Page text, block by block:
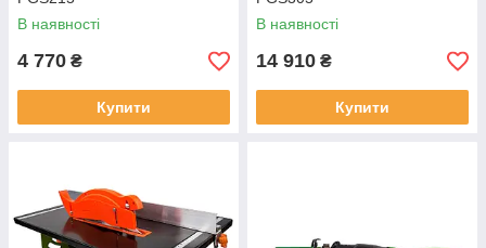
В наявності
4 770 ₴
Купити
В наявності
14 910 ₴
Купити